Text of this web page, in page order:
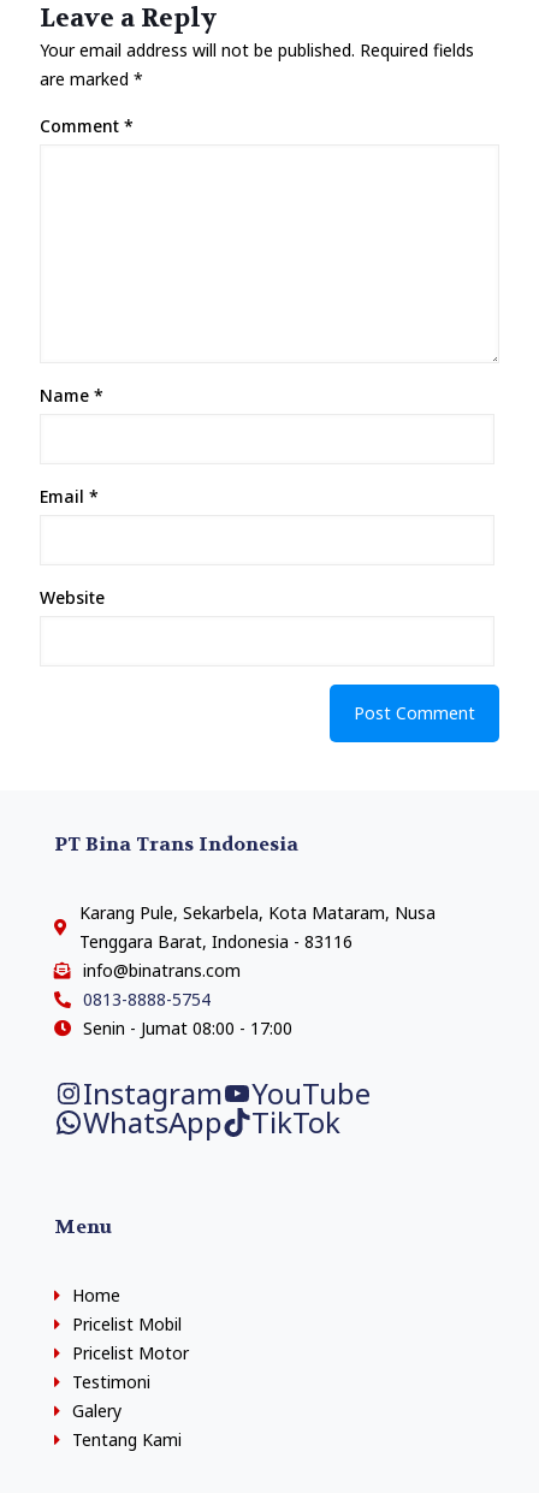
Leave a Reply
Your email address will not be published. Required fields
are marked *
Comment *
Name *
Email *
Website
PT Bina Trans Indonesia
Karang Pule, Sekarbela, Kota Mataram, Nusa
Tenggara Barat, Indonesia - 83116
info@binatrans.com
0813-8888-5754
Senin - Jumat 08:00 - 17:00
Instagram YouTube
WhatsApp TikTok
Menu
Home
Pricelist Mobil
Pricelist Motor
Testimoni
Galery
Tentang Kami